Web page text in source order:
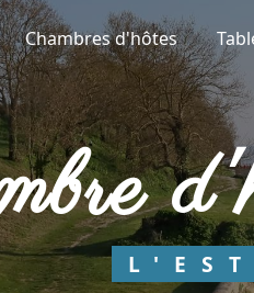
Chambres d'hôtes